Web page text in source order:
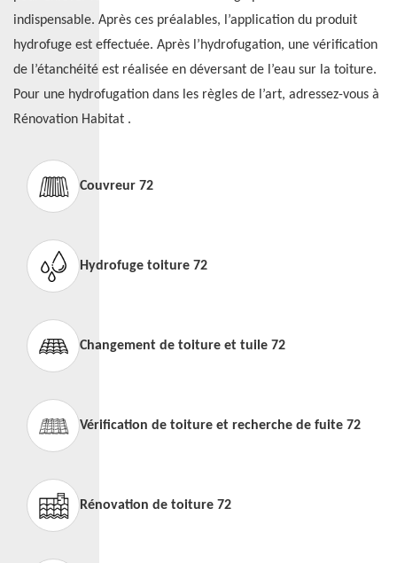
indispensable. Après ces préalables, l’application du produit
hydrofuge est effectuée. Après l’hydrofugation, une vérification
de l’étanchéité est réalisée en déversant de l’eau sur la toiture.
Pour une hydrofugation dans les règles de l’art, adressez-vous à
Rénovation Habitat .
Couvreur 72
Hydrofuge toiture 72
Changement de toiture et tuile 72
Vérification de toiture et recherche de fuite 72
Rénovation de toiture 72